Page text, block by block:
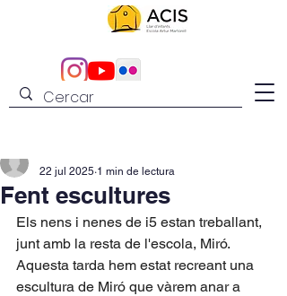
Fent escultures
22 jul 2025 1 min de lectura
Els nens i nenes de i5 estan treballant,
junt amb la resta de l'escola, Miró.
Aquesta tarda hem estat recreant una
escultura de Miró que vàrem anar a